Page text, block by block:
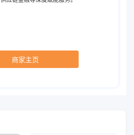
商家主页